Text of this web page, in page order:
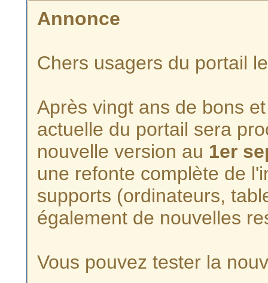
Annonce
Chers usagers du portail
Après vingt ans de bons
actuelle du portail sera
nouvelle version au 1er
une refonte complète de
supports (ordinateurs,
également de nouvelles
Vous pouvez tester la